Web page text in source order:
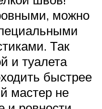
можно
Так
и туалета
быстрее
мастер не